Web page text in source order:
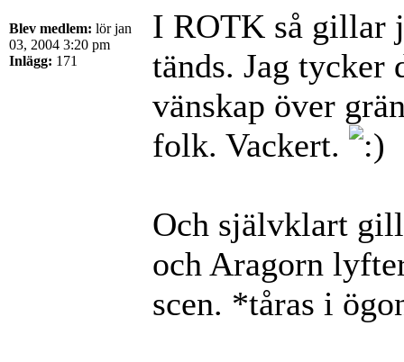
Blev medlem: lör jan
03, 2004 3:20 pm
Inlägg: 171
I ROTK så gillar
tänds. Jag tycker
vänskap över
folk. Vackert.
Och självklart
och Aragorn
scen. *tåras i